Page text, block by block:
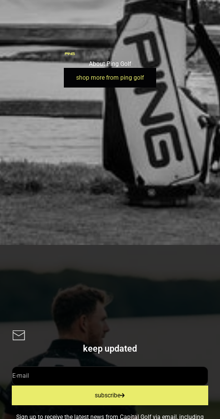
About Ping Golf
shop more from ping golf
keep updated
E-mail
subscribe
Sign up to receive the latest news from Capital Golf via email, including